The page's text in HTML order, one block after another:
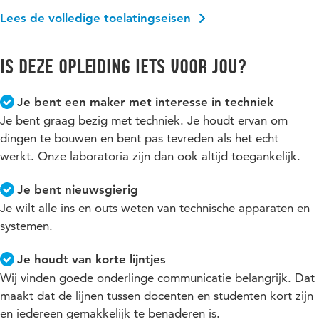
Lees de volledige toelatingseisen
Is deze opleiding iets voor jou?
Je bent een maker met interesse in techniek
Je bent graag bezig met techniek. Je houdt ervan om
dingen te bouwen en bent pas tevreden als het echt
werkt. Onze laboratoria zijn dan ook altijd toegankelijk.
Je bent nieuwsgierig
Je wilt alle ins en outs weten van technische apparaten en
systemen.
Je houdt van korte lijntjes
Wij vinden goede onderlinge communicatie belangrijk. Dat
maakt dat de lijnen tussen docenten en studenten kort zijn
en iedereen gemakkelijk te benaderen is.